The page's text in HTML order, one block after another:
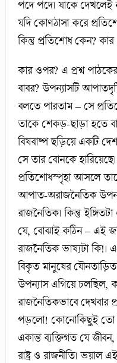
পদে পদে। যাকে দেখলেই
যদি কোণঠাসা করে
কিন্তু প্রতিশোধ কেন?
কার ওপর? এ প্রশ্ন
বাবর? উপন্যাসটি
বলতে পারতাম – সে
তাকে শেকড়-ছাড়া হতে
বিষবাষ্প ছড়িয়ে একটি
সে তার বোনকে
প্রতিশোধস্পৃহা আসলে
আপাত-অরাজনৈতিক
রাজনৈতিক। কিন্তু
যে, বোঝাই কঠিন – এই
রাজনৈতিক ভাষ্যটা
বিকৃত মানুষের
উপন্যাস এগিয়ে চলছিল,
রাজনৈতিকভাবে দেখবার
পড়লো! কোনোকিছুই তো
একান্ত ব্যক্তিগত যে
রাষ্ট্র ও রাজনীতি। ভয়াল